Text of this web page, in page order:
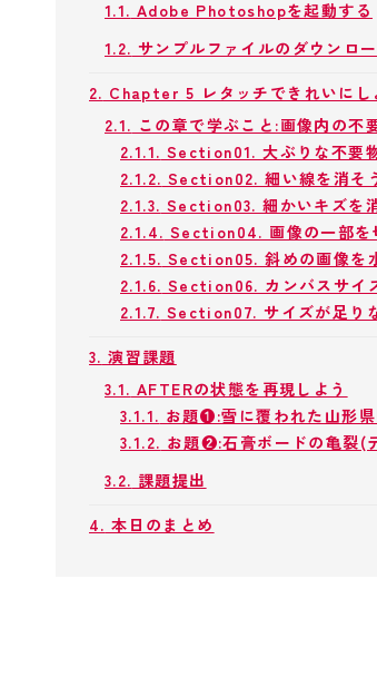
1.1. Adobe Photoshopを起動する
1.2. サンプルファイルのダウンロ
2. Chapter 5 レタッチできれいにし
2.1. この章で学ぶこと:画像内の不
2.1.1. Section01. 大ぶりな不要
2.1.2. Section02. 細い線を消そ
2.1.3. Section03. 細かいキズを
2.1.4. Section04. 画像の一部を
2.1.5. Section05. 斜めの画像を
2.1.6. Section06. カンバスサイ
2.1.7. Section07. サイズが足り
3. 演習課題
3.1. AFTERの状態を再現しよう
3.1.1. お題❶:雪に覆われた山形
3.1.2. お題❷:石膏ボードの亀裂(
3.2. 課題提出
4. 本日のまとめ